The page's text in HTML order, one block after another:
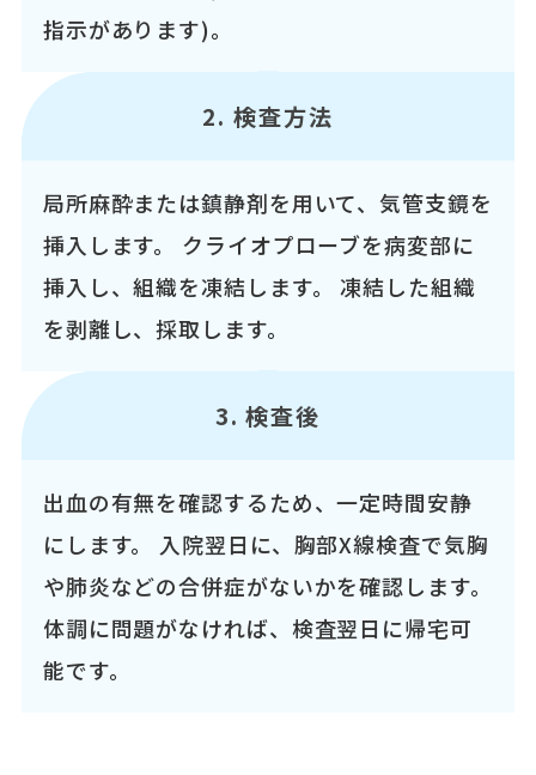
指示があります)。
2. 検査方法
局所麻酔または鎮静剤を用いて、気管支鏡を
挿入します。 クライオプローブを病変部に
挿入し、組織を凍結します。 凍結した組織
を剥離し、採取します。
3. 検査後
出血の有無を確認するため、一定時間安静
にします。 入院翌日に、胸部X線検査で気胸
や肺炎などの合併症がないかを確認します。
体調に問題がなければ、検査翌日に帰宅可
能です。